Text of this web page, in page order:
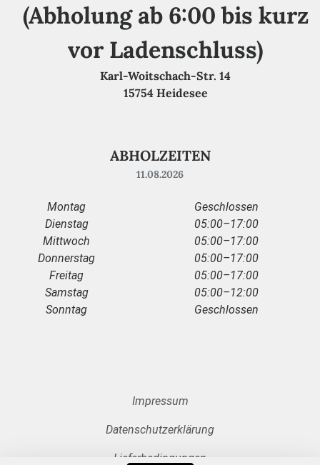
(Abholung ab 6:00 bis kurz
vor Ladenschluss)
Karl-Woitschach-Str. 14
15754 Heidesee
ABHOLZEITEN
11.08.2026
Montag
Geschlossen
Dienstag
05:00–17:00
Mittwoch
05:00–17:00
Donnerstag
05:00–17:00
Freitag
05:00–17:00
Samstag
05:00–12:00
Sonntag
Geschlossen
Impressum
Datenschutzerklärung
Lieferbedingungen